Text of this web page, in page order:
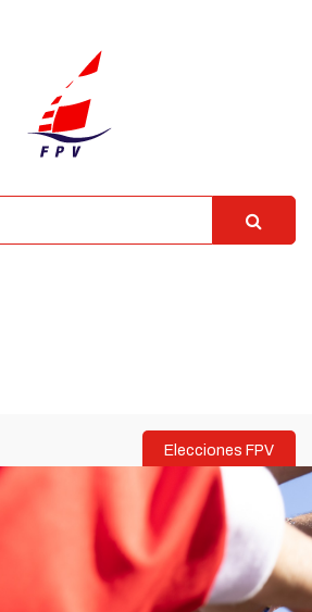
Elecciones FPV